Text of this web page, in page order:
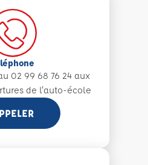
02 99 68 76 24 aux
de l'auto-école